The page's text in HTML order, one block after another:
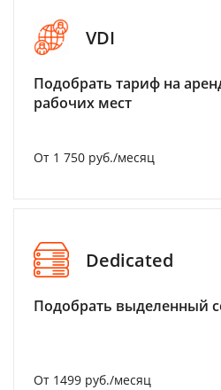
VDI
Подобрать тариф на
рабочих мест
От 1 750 руб./месяц
Dedicated
Подобрать выделенный
От 1499 руб./месяц